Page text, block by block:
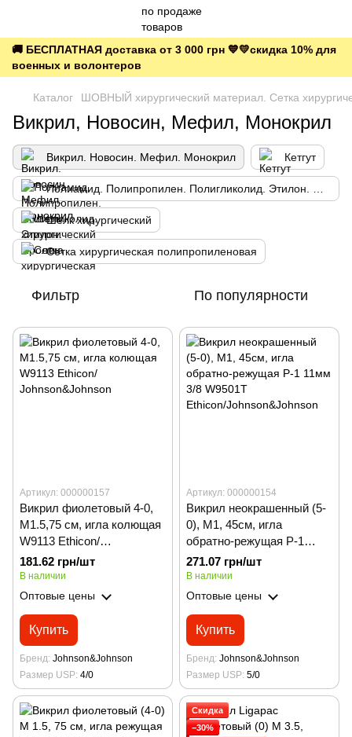
🚚 БЕСПЛАТНАЯ доставка от 3 000 грн 💙💛скидка 10% для
военных и волонтеров
Каталог ШОВНЫЙ хирургический материал. Сетка
Викрил, Новосин, Мефил, Монокрил
Викрил. Новосин. Мефил. Монокрил Кетгут
Шелк хирургический
Сетка хирургическая полипропиленовая
Фильтр По популярности
Артикул: 000000157
Викрил фиолетовый 4-0,
М1.5,75 см, игла колющая
W9113 Ethicon/
Johnson&Johnson
181.62 грн/шт
В наличии
Оптовые цены
Купить
Бренд Johnson&Johnson
Размер USP 4/0
Артикул: 000000154
Викрил неокрашенный (5-
0), М1, 45см, игла
обратно-режущая P-1
11мм 3/8 W9501Т
Ethicon/Johnson&Johnson
271.07 грн/шт
В наличии
Оптовые цены
Купить
Бренд Johnson&Johnson
Размер USP 5/0
Скидка
−30%